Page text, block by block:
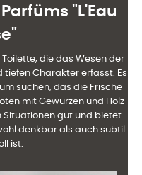
"L'Eau
die das Wesen der
tiefen Charakter erfasst. Es
suchen, das die Frische
mit Gewürzen und Holz
Situationen gut und bietet
denkbar als auch subtil
ist.